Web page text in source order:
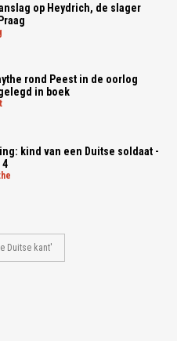
op Heydrich, de slager
rond Peest in de oorlog
in boek
kind van een Duitse soldaat -
Duitse kant'